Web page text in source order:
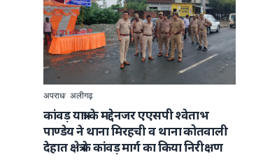
अपराध अलीगढ़
कांवड़ यात्रा के मद्देनजर एएसपी श्वेताभ
पाण्डेय ने थाना मिरहची व थाना कोतवाली
देहात क्षेत्र के कांवड़ मार्ग का किया निरीक्षण